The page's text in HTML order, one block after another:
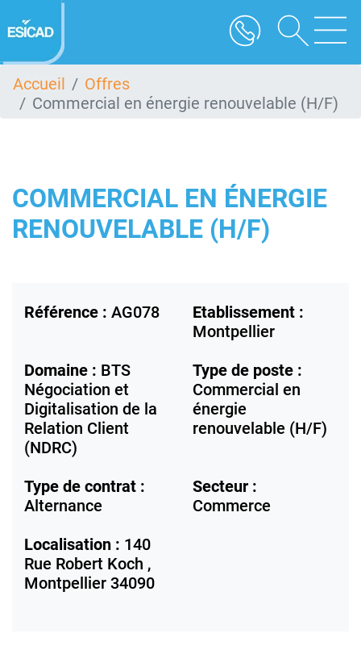
au
contenu
Accueil
Offres
Commercial en énergie renouvelable (H/F)
COMMERCIAL EN ÉNERGIE
RENOUVELABLE (H/F)
Référence : AG078
Etablissement :
Montpellier
Domaine : BTS
Négociation et
Digitalisation de la
Relation Client
(NDRC)
Type de poste :
Commercial en
énergie
renouvelable (H/F)
Type de contrat :
Alternance
Secteur :
Commerce
Localisation : 140
Rue Robert Koch ,
Montpellier 34090